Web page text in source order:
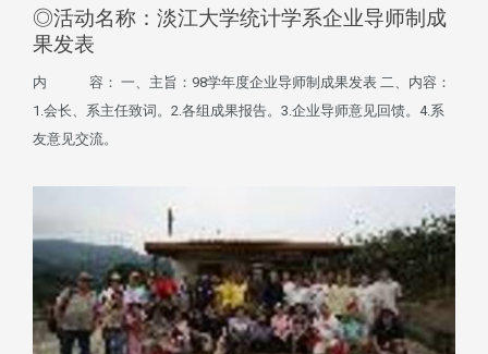
◎活动名称：淡江大学统计学系企业导师制成
果发表
内 容： 一、主旨：98学年度企业导师制成果发表 二、内容：
1.会长、系主任致词。2.各组成果报告。3.企业导师意见回馈。4.系
友意见交流。